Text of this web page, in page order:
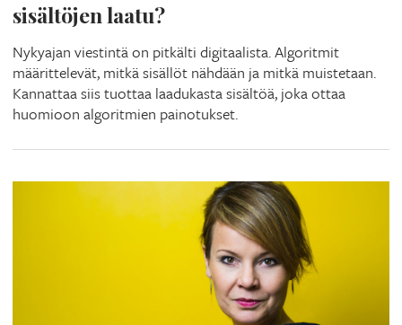
sisältöjen laatu?
Nykyajan viestintä on pitkälti digitaalista. Algoritmit
määrittelevät, mitkä sisällöt nähdään ja mitkä muistetaan.
Kannattaa siis tuottaa laadukasta sisältöä, joka ottaa
huomioon algoritmien painotukset.